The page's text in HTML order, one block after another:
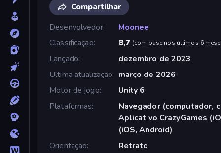
Compartilhar
Desenvolvedor
Moonee
Classificação
8,7 (com base nos últimos 6
Lançado
dezembro de 2023
Ultima atualização
março de 2026
Motor de jogo
Unity 6
Plataformas
Navegador (computador,
Aplicativo CrazyGames
(iOS, Android)
Orientação
Retrato